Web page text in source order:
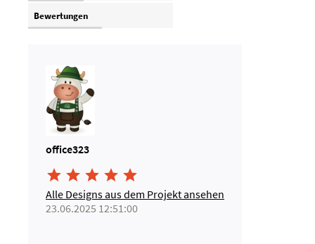
Bewertungen
office323
    
Alle Designs aus dem Projekt ansehen
23.06.2025 12:51:00